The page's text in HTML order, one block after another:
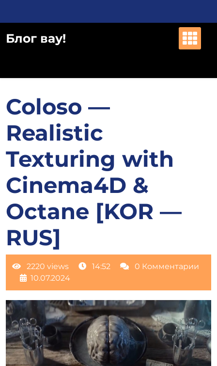
Блог вау!
Coloso —
Realistic
Texturing with
Cinema4D &
Octane [KOR —
RUS]
2220 views 14:52
0 Комментарии
10.07.2024